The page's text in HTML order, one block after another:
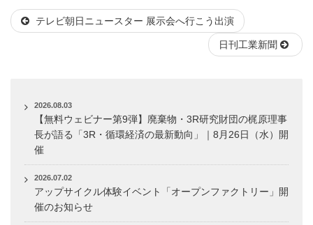
日:
ゴ
テレビ朝日ニュースター 展示会へ行こう出演
日刊工業新聞
2026.08.03
【無料ウェビナー第9弾】廃棄物・3R研究財団の梶原理事
長が語る「3R・循環経済の最新動向」｜8月26日（水）開
催
2026.07.02
アップサイクル体験イベント「オープンファクトリー」開
催のお知らせ